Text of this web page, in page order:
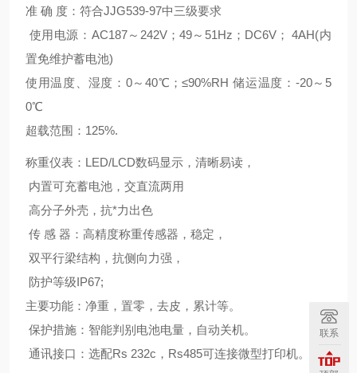
准 确 度：符合JJG539-97中三级要求
使用电源：AC187～242V；49～51Hz；DC6V； 4AH(内
置免维护蓄电池)
使用温度、湿度：0～40℃；≤90%RH 储运温度：-20～5
0℃
超载范围：125%.
称重仪表：LED/LCD数码显示，清晰易读，
内置可充蓄电池，交直流两用
高分子外壳，抗*力出色
传 感 器：高精度称重传感器，稳定，
双平行梁结构，抗侧向力强，
防护等级IP67;
主要功能：净重，置零，去皮，累计等。
保护措施：智能判别电池电量，自动关机。
通讯接口：选配Rs 232c，Rs485可连接微型打印机。
联系